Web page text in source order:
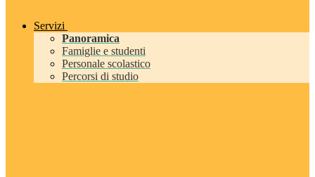
Servizi
Panoramica
Famiglie e studenti
Personale scolastico
Percorsi di studio